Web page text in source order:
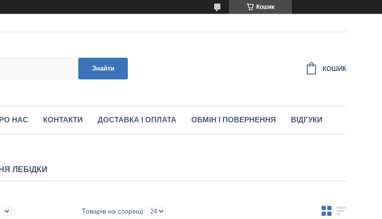
Кошик
Знайти КОШИК
НАС КОНТАКТИ ДОСТАВКА І ОПЛАТА ОБМІН І ПОВЕРНЕННЯ ВІДГУКИ
ЛЕБІДКИ